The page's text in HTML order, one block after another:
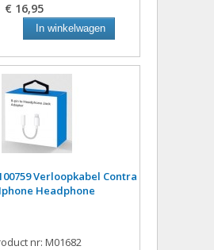
€ 16,95
In winkelwagen
Verloopkabel Contra
Headphone
nr: M01682